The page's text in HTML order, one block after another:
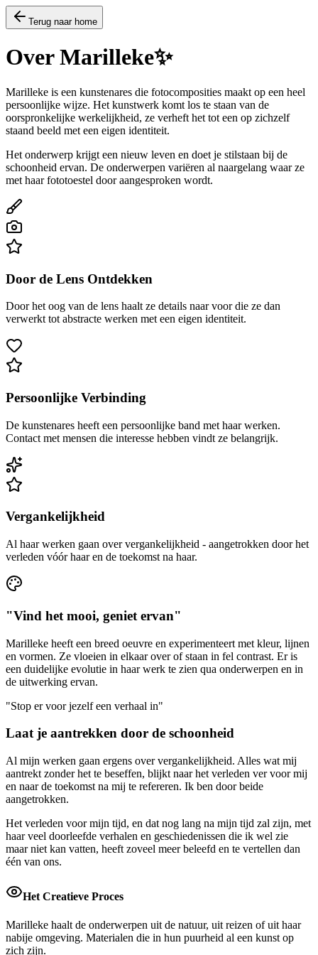
Terug naar home
Over Marilleke✨
Marilleke is een kunstenares die fotocomposities maakt op een heel
persoonlijke wijze. Het kunstwerk komt los te staan van de
oorspronkelijke werkelijkheid, ze verheft het tot een op zichzelf
staand beeld met een eigen identiteit.
Het onderwerp krijgt een nieuw leven en doet je stilstaan bij de
schoonheid ervan. De onderwerpen variëren al naargelang waar ze
met haar fototoestel door aangesproken wordt.
Door de Lens Ontdekken
Door het oog van de lens haalt ze details naar voor die ze dan
verwerkt tot abstracte werken met een eigen identiteit.
Persoonlijke Verbinding
De kunstenares heeft een persoonlijke band met haar werken.
Contact met mensen die interesse hebben vindt ze belangrijk.
Vergankelijkheid
Al haar werken gaan over vergankelijkheid - aangetrokken door het
verleden vóór haar en de toekomst na haar.
"Vind het mooi, geniet ervan"
Marilleke heeft een breed oeuvre en experimenteert met kleur, lijnen
en vormen. Ze vloeien in elkaar over of staan in fel contrast. Er is
een duidelijke evolutie in haar werk te zien qua onderwerpen en in
de uitwerking ervan.
"Stop er voor jezelf een verhaal in"
Laat je aantrekken door de schoonheid
Al mijn werken gaan ergens over vergankelijkheid. Alles wat mij
aantrekt zonder het te beseffen, blijkt naar het verleden ver voor mij
en naar de toekomst na mij te refereren. Ik ben door beide
aangetrokken.
Het verleden voor mijn tijd, en dat nog lang na mijn tijd zal zijn, met
haar veel doorleefde verhalen en geschiedenissen die ik wel zie
maar niet kan vatten, heeft zoveel meer beleefd en te vertellen dan
één van ons.
Het Creatieve Proces
Marilleke haalt de onderwerpen uit de natuur, uit reizen of uit haar
nabije omgeving. Materialen die in hun puurheid al een kunst op
zich zijn.